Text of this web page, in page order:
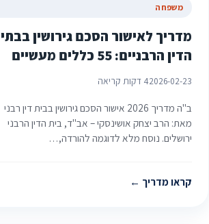
משפחה
מדריך לאישור הסכם גירושין בבתי
הדין הרבניים: 55 כללים מעשיים
2026-02-234 דקות קריאה
ב"ה מדריך 2026 אישור הסכם גירושין בבית דין רבני
מאת: הרב יצחק אושינסקי – אב"ד, בית הדין הרבני
ירושלים. נוסח מלא לדוגמה להורדה,…
קראו מדריך